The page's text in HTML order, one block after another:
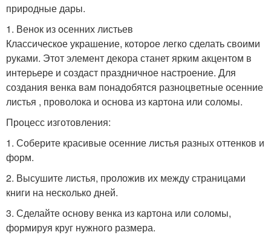
природные дары.
1. Венок из осенних листьев
Классическое украшение, которое легко сделать своими
руками. Этот элемент декора станет ярким акцентом в
интерьере и создаст праздничное настроение. Для
создания венка вам понадобятся разноцветные осенние
листья , проволока и основа из картона или соломы.
Процесс изготовления:
1. Соберите красивые осенние листья разных оттенков и
форм.
2. Высушите листья, проложив их между страницами
книги на несколько дней.
3. Сделайте основу венка из картона или соломы,
формируя круг нужного размера.